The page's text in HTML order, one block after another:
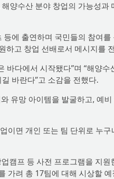
양수산 분야 창업의 가능성과
에 출연하며 국민들의 참여를
하고 창업 선배로서 메시지를
바다에서 시작됐다”며 “해양
바란다”고 소감을 전했다.
유망 아이템을 발굴하고, 예
이면 개인 또는 팀 단위로 누구
캠프 등 사전 프로그램을 지원
가려 총 17팀에 대해 시상할